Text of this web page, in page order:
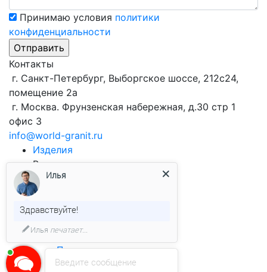
Принимаю условия политики
конфиденциальности
Контакты
г. Санкт-Петербург, Выборгское шоссе, 212с24,
помещение 2а
г. Москва. Фрунзенская набережная, д.30 стр 1
офис 3
info@world-granit.ru
Изделия
Виды продукциииз гранита
Брусчатка
Бортовой камень
Ступени
Подоконники
Лестницы
Введите сообщение
Илья
Здравствуйте!
Илья печатает...